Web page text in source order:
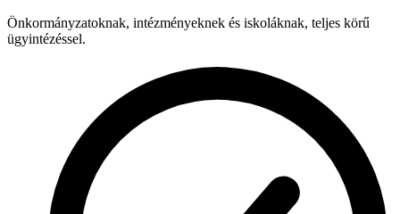
Önkormányzatoknak, intézményeknek és iskoláknak, teljes körű
ügyintézéssel.